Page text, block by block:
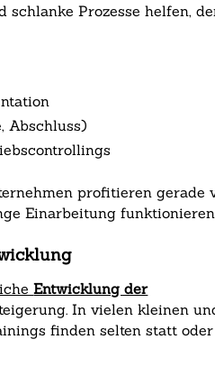
schlanke Prozesse helfen,
Abschluss)
profitieren gerade
Einarbeitung
Entwicklung der
In vielen kleinen
finden selten statt